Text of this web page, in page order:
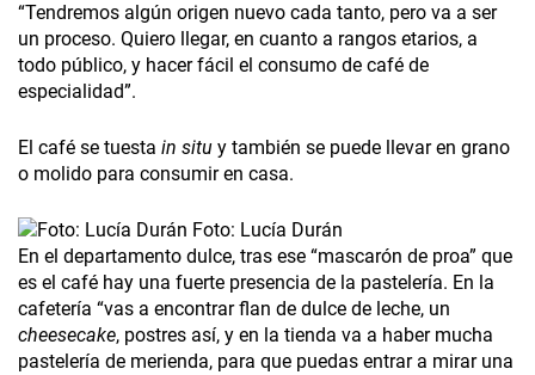
“Tendremos algún origen nuevo cada tanto, pero va a ser
un proceso. Quiero llegar, en cuanto a rangos etarios, a
todo público, y hacer fácil el consumo de café de
especialidad”.
El café se tuesta in situ y también se puede llevar en grano
o molido para consumir en casa.
Foto: Lucía Durán
En el departamento dulce, tras ese “mascarón de proa” que
es el café hay una fuerte presencia de la pastelería. En la
cafetería “vas a encontrar flan de dulce de leche, un
cheesecake, postres así, y en la tienda va a haber mucha
pastelería de merienda, para que puedas entrar a mirar una